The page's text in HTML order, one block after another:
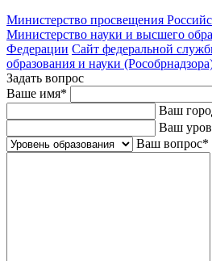
Министерство просвещения
Министерство науки и высшего
Федерации Сайт федеральной
образования и науки
Задать вопрос
Ваше имя*
Ваш
Ваш
Ваш вопрос*